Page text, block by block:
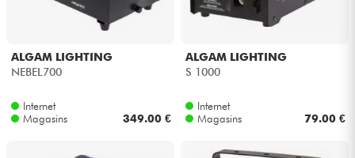
ALGAM LIGHTING
NEBEL700
Internet
Magasins
349.00 €
ALGAM LIGHTING
S 1000
Internet
Magasins
79.00 €